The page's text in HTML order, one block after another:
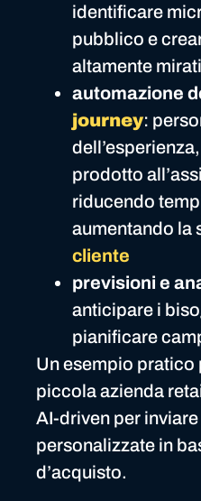
identificare
pubblico e
altamente mirati
automazione
journey:
prodotto
riducendo
aumentando la
cliente
previsioni e
anticipare i
pianificare
Un esempio pratico
piccola azienda
AI-driven per
personalizzate in
d’acquisto.